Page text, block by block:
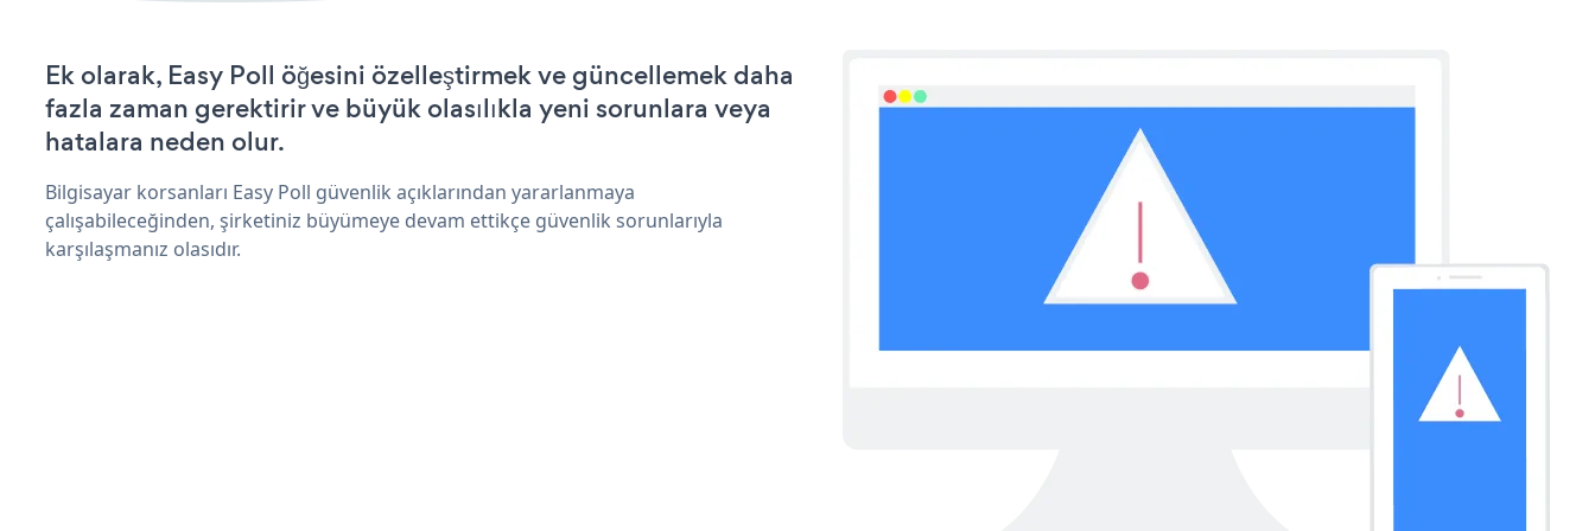
Ek olarak, Easy Poll öğesini özelleştirmek ve güncellemek daha
fazla zaman gerektirir ve büyük olasılıkla yeni sorunlara veya
hatalara neden olur.
Bilgisayar korsanları Easy Poll güvenlik açıklarından yararlanmaya
çalışabileceğinden, şirketiniz büyümeye devam ettikçe güvenlik sorunlarıyla
karşılaşmanız olasıdır.